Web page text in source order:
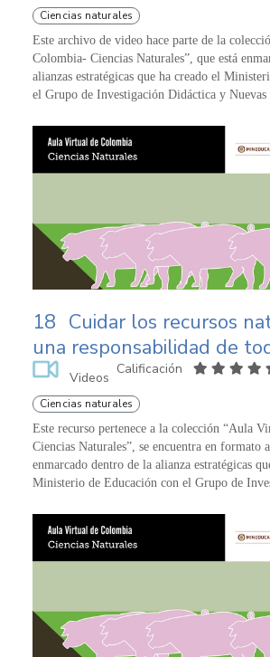
Ciencias naturales
Este archivo de video hace parte de la
Colombia- Ciencias Naturales”, que está
alianzas estratégicas que ha creado el
el Grupo de Investigación Didáctica y Nuevas
18 Cuidar los recursos
una responsabilidad de
Videos
Calificación
Ciencias naturales
Este recurso pertenece a la colección “Aula
Ciencias Naturales”, se encuentra en formato
enmarcado dentro de la alianza estratégicas
Ministerio de Educación con el Grupo de